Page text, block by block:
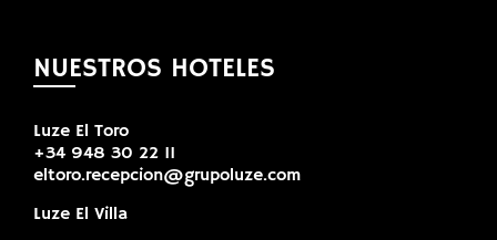
NUESTROS HOTELES
Luze El Toro
+34 948 30 22 11
eltoro.recepcion@grupoluze.com
Luze El Villa